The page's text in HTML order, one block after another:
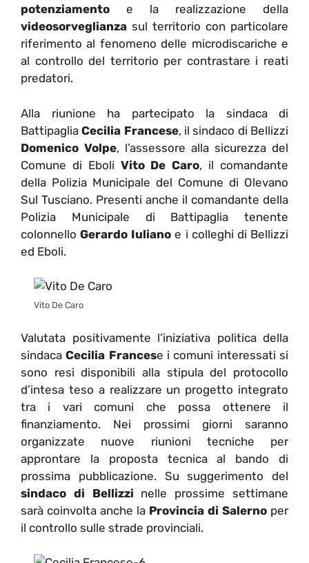
potenziamento e la realizzazione della
videosorveglianza sul territorio con particolare
riferimento al fenomeno delle microdiscariche e
al controllo del territorio per contrastare i reati
predatori.
Alla riunione ha partecipato la sindaca di
BattipagliaCecilia Francese, il sindaco di Bellizzi
Domenico Volpe, l’assessore alla sicurezza del
Comune di Eboli Vito De Caro, il comandante
della Polizia Municipale del Comune di Olevano
Sul Tusciano. Presenti anche il comandante della
Polizia Municipale di Battipaglia tenente
colonnelloGerardo Iuliano e i colleghi di Bellizzi
ed Eboli.
Vito De Caro
Valutata positivamente l’iniziativa politica della
sindacaCecilia Francese i comuni interessati si
sono resi disponibili alla stipula del protocollo
d’intesa teso a realizzare un progetto integrato
tra i vari comuni che possa ottenere il
finanziamento. Nei prossimi giorni saranno
organizzate nuove riunioni tecniche per
approntare la proposta tecnica al bando di
prossima pubblicazione. Su suggerimento del
sindaco di Bellizzi nelle prossime settimane
sarà coinvolta anche la Provincia di Salerno per
il controllo sulle strade provinciali.